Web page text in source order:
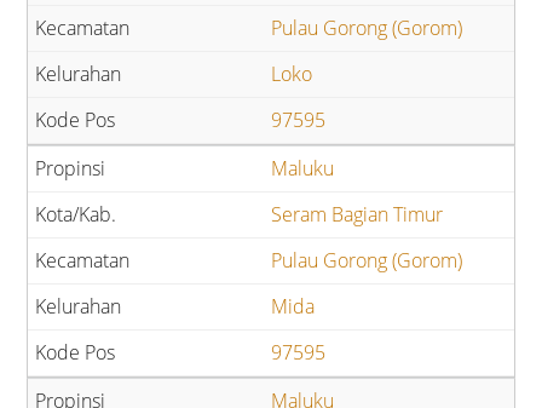
Pulau Gorong (Gorom)
Loko
97595
Maluku
Seram Bagian Timur
Pulau Gorong (Gorom)
Mida
97595
Maluku